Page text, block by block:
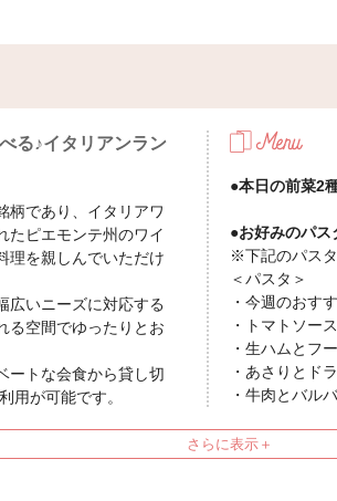
る♪イタリアンラン
柄であり、イタリアワ
たピエモンテ州のワイ
理を親しんでいただけ
広いニーズに対応する
る空間でゆったりとお
ートな会食から貸し切
用が可能です。
●本日の前菜2
●お好みのパス
※下記のパス
＜パスタ＞
・今週のおす
・トマトソー
・生ハムとフ
・あさりとド
・牛肉とバル
＜ピッツァ＞
・今週のおす